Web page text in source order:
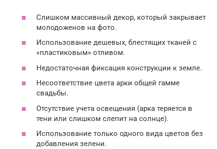
Слишком массивный декор, который закрывает
молодоженов на фото.
Использование дешевых, блестящих тканей с
«пластиковым» отливом.
Недостаточная фиксация конструкции к земле.
Несоответствие цвета арки общей гамме
свадьбы.
Отсутствие учета освещения (арка теряется в
тени или слишком слепит на солнце).
Использование только одного вида цветов без
добавления зелени.